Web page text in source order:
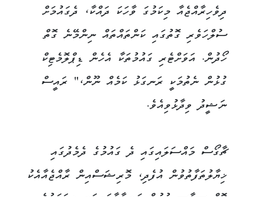
ދިވެހިރާއްޖެއާ މިކަމުގަ ވާހަކަ ދައްކާ، ދެގައުމަށް
ސުލްހަވެރި ގޮތުގައި ކަންތައްތައް ނިންމޭނެ ގޮތް
ހޯދުން. އަވަށްޓެރި ގައުމުތަކާ އެހެން ޑިޕްލޮމެޓިކް
ގުޅުން ނެތުމަކީ ރަނގަޅު ކަމެއް ނޫން،" ރައީސް
ނަޝީދު ވިދާޅުވިއެވެ.
​ޗާގޯސް މައްސަލައިގައި ދެ ގައުމުގެ ދެމެދުގައި
ޚިޔާލުތަފާތުވުން އުފެދި، މޮރިޝަސްއިން ރާއްޖެއާއެކު